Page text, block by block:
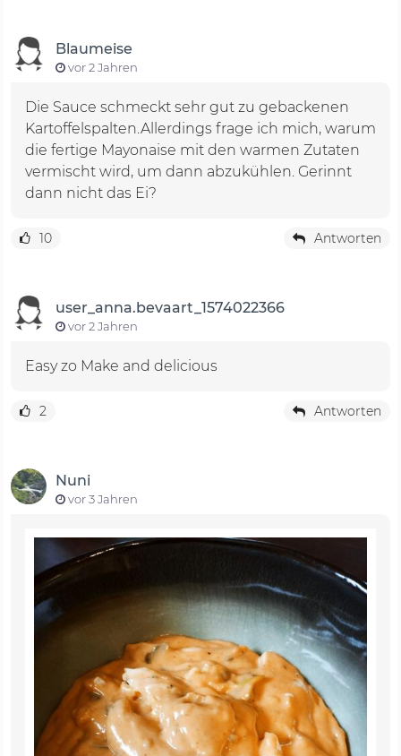
Blaumeise
vor 2 Jahren
Die Sauce schmeckt sehr gut zu gebackenen
Kartoffelspalten.Allerdings frage ich mich, warum
die fertige Mayonaise mit den warmen Zutaten
vermischt wird, um dann abzukühlen. Gerinnt
dann nicht das Ei?
10 Antworten
user_anna.bevaart_1574022366
vor 2 Jahren
Easy zo Make and delicious
2 Antworten
Nuni
vor 3 Jahren